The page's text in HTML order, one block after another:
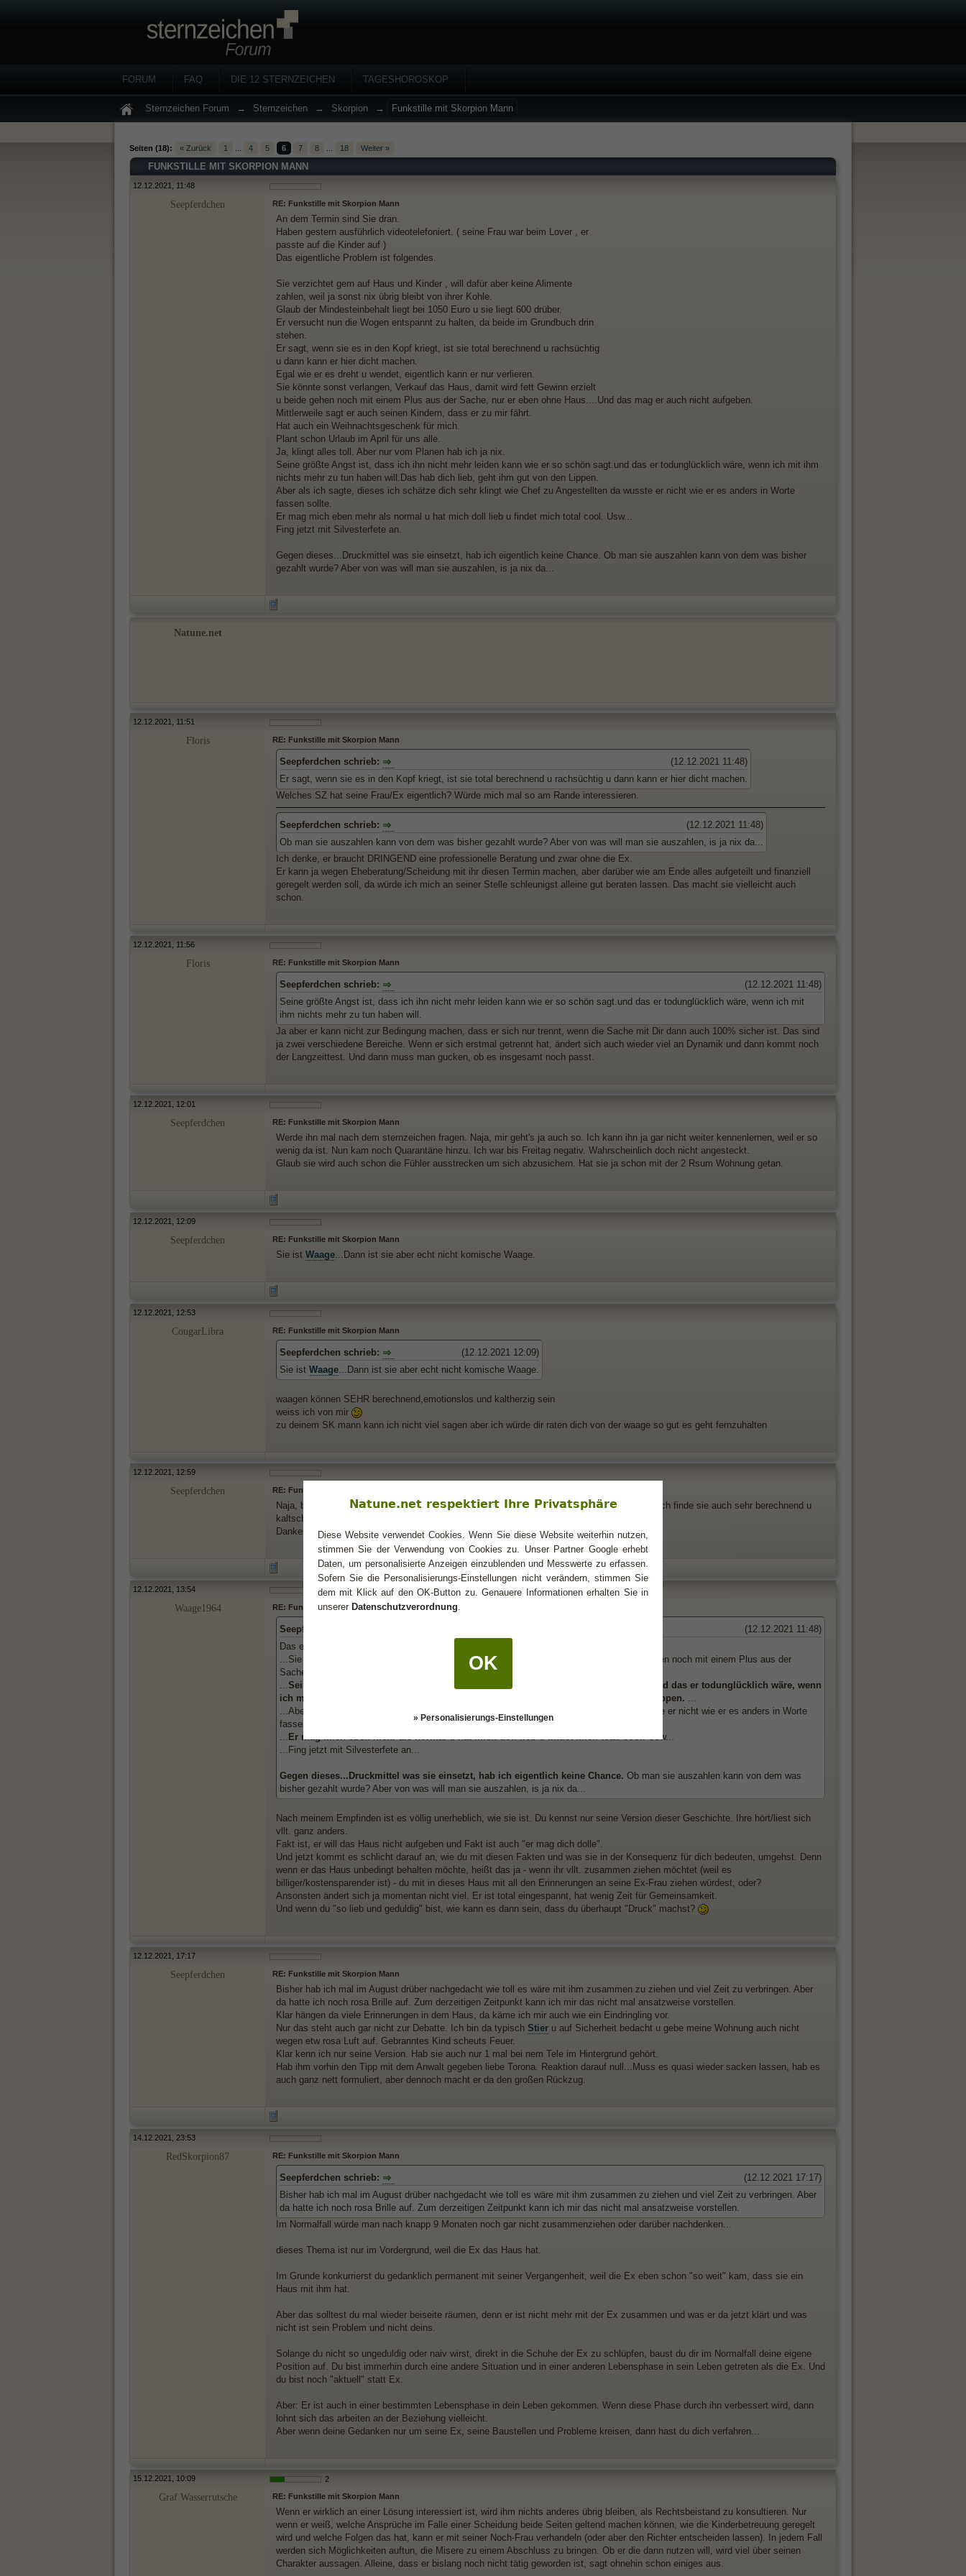
FORUM FAQ DIE 12 STERNZEICHEN TAGESHOROSKOP
Sternzeichen Forum → Sternzeichen → Skorpion → Funkstille mit Skorpion Mann
Seiten (18): « Zurück 1 4 5 6 7 8 18 Weiter »
FUNKSTILLE MIT SKORPION MANN
12.12.2021, 11:48
Seepferdchen RE: Funkstille mit Skorpion Mann
An dem Termin sind Sie dran.
Haben gestern ausführlich videotelefoniert. ( seine Frau war beim Lover , er
passte auf die Kinder auf )
Das eigentliche Problem ist folgendes.
Sie verzichtet gern auf Haus und Kinder , will dafür aber keine Alimente
zahlen, weil ja sonst nix übrig bleibt von ihrer Kohle.
Glaub der Mindesteinbehalt liegt bei 1050 Euro u sie liegt 600 drüber.
Er versucht nun die Wogen entspannt zu halten, da beide im Grundbuch drin
stehen.
Er sagt, wenn sie es in den Kopf kriegt, ist sie total berechnend u rachsüchtig
u dann kann er hier dicht machen.
Egal wie er es dreht u wendet, eigentlich kann er nur verlieren.
Sie könnte sonst verlangen, Verkauf das Haus, damit wird fett Gewinn erzielt
u beide gehen noch mit einem Plus aus der Sache, nur er eben ohne Haus....Und das mag er auch nicht aufgeben.
Mittlerweile sagt er auch seinen Kindern, dass er zu mir fährt.
Hat auch ein Weihnachtsgeschenk für mich.
Plant schon Urlaub im April für uns alle.
Ja, klingt alles toll. Aber nur vom Planen hab ich ja nix.
Seine größte Angst ist, dass ich ihn nicht mehr leiden kann wie er so schön sagt.und das er todunglücklich wäre, wenn ich mit ihm
nichts mehr zu tun haben will.Das hab dich lieb, geht ihm gut von den Lippen.
Aber als ich sagte, dieses ich schätze dich sehr klingt wie Chef zu Angestellten da wusste er nicht wie er es anders in Worte
fassen sollte.
Er mag mich eben mehr als normal u hat mich doll lieb u findet mich total cool. Usw...
Fing jetzt mit Silvesterfete an.
Gegen dieses...Druckmittel was sie einsetzt, hab ich eigentlich keine Chance. Ob man sie auszahlen kann von dem was bisher
gezahlt wurde? Aber von was will man sie auszahlen, is ja nix da...
Natune.net
12.12.2021, 11:51
Floris RE: Funkstille mit Skorpion Mann
(12.12.2021 11:48)
Seepferdchen schrieb:
Er sagt, wenn sie es in den Kopf kriegt, ist sie total berechnend u rachsüchtig u dann kann er hier dicht machen.
Welches SZ hat seine Frau/Ex eigentlich? Würde mich mal so am Rande interessieren.
(12.12.2021 11:48)
Seepferdchen schrieb:
Ob man sie auszahlen kann von dem was bisher gezahlt wurde? Aber von was will man sie auszahlen, is ja nix da...
Ich denke, er braucht DRINGEND eine professionelle Beratung und zwar ohne die Ex.
Er kann ja wegen Eheberatung/Scheidung mit ihr diesen Termin machen, aber darüber wie am Ende alles aufgeteilt und finanziell
geregelt werden soll, da würde ich mich an seiner Stelle schleunigst alleine gut beraten lassen. Das macht sie vielleicht auch
schon.
12.12.2021, 11:56
Floris RE: Funkstille mit Skorpion Mann
(12.12.2021 11:48)
Seepferdchen schrieb:
Seine größte Angst ist, dass ich ihn nicht mehr leiden kann wie er so schön sagt.und das er todunglücklich wäre, wenn ich mit
ihm nichts mehr zu tun haben will.
Ja aber er kann nicht zur Bedingung machen, dass er sich nur trennt, wenn die Sache mit Dir dann auch 100% sicher ist. Das sind
ja zwei verschiedene Bereiche. Wenn er sich erstmal getrennt hat, ändert sich auch wieder viel an Dynamik und dann kommt noch
der Langzeittest. Und dann muss man gucken, ob es insgesamt noch passt.
12.12.2021, 12:01
Seepferdchen RE: Funkstille mit Skorpion Mann
Werde ihn mal nach dem sternzeichen fragen. Naja, mir geht's ja auch so. Ich kann ihn ja gar nicht weiter kennenlernen, weil er so
wenig da ist. Nun kam noch Quarantäne hinzu. Ich war bis Freitag negativ. Wahrscheinlich doch nicht angesteckt.
Glaub sie wird auch schon die Fühler ausstrecken um sich abzusichern. Hat sie ja schon mit der 2 Rsum Wohnung getan.
12.12.2021, 12:09
Seepferdchen RE: Funkstille mit Skorpion Mann
Sie ist Waage...Dann ist sie aber echt nicht komische Waage.
12.12.2021, 12:53
CougarLibra RE: Funkstille mit Skorpion Mann
(12.12.2021 12:09)
Seepferdchen schrieb:
Sie ist Waage ...Dann ist sie aber echt nicht komische Waage.
waagen können SEHR berechnend,emotionslos und kaltherzig sein
weiss ich von mir
zu deinem SK mann kann ich nicht viel sagen aber ich würde dir raten dich von der waage so gut es geht fernzuhalten
12.12.2021, 12:59
Seepferdchen RE: Funkstille mit Skorpion Mann
Naja, bisher hab ich noch null mit ihr zu tun gehabt. Bin ich auch nicht scharf drauf. Und ja, ich finde sie auch sehr berechnend u
kaltschnäuzig. Wahrscheinlich bin ich dagegen zu lieb u zu geduldig.
Danke für den Tipp
12.12.2021, 13:54
Waage1964 RE: Funkstille mit Skorpion Mann
(12.12.2021 11:48)
Seepferdchen schrieb:
Das eigentliche Problem ist folgendes.
...Sie könnte sonst verlangen, Verkauf das Haus, damit wird fett Gewinn erzielt u beide gehen noch mit einem Plus aus der
Sache,
nur er eben ohne Haus....Und das mag er auch nicht aufgeben...
Seine größte Angst ist, dass ich ihn nicht mehr leiden kann wie er so schön sagt.und das er todunglücklich wäre, wenn
ich mit ihm nichts mehr zu tun haben will.Das hab dich lieb, geht ihm gut von den Lippen.
...Aber als ich sagte, dieses ich schätze dich sehr klingt wie Chef zu Angestellten da wusste er nicht wie er es anders in Worte
fassen sollte...
Er mag mich eben mehr als normal u hat mich doll lieb u findet mich total cool.
Usw...
...Fing jetzt mit Silvesterfete an...
Gegen dieses...Druckmittel was sie einsetzt, hab ich eigentlich keine Chance. Ob man sie auszahlen kann von dem was
bisher gezahlt wurde? Aber von was will man sie auszahlen, is ja nix da...
Nach meinem Empfinden ist es völlig unerheblich, wie sie ist. Du kennst nur seine Version dieser Geschichte. Ihre hört/liest sich
vllt. ganz anders.
Fakt ist, er will das Haus nicht aufgeben und Fakt ist auch "er mag dich dolle".
Und jetzt kommt es schlicht darauf an, wie du mit diesen Fakten und was sie in der Konsequenz für dich bedeuten, umgehst. Denn
wenn er das Haus unbedingt behalten möchte, heißt das ja - wenn ihr vllt. zusammen ziehen möchtet (weil es
billiger/kostensparender ist) - du mit in dieses Haus mit all den Erinnerungen an seine Ex-Frau ziehen würdest, oder?
Ansonsten ändert sich ja momentan nicht viel. Er ist total eingespannt, hat wenig Zeit für Gemeinsamkeit.
Und wenn du "so lieb und geduldig" bist, wie kann es dann sein, dass du überhaupt "Druck" machst?
12.12.2021, 17:17
Seepferdchen RE: Funkstille mit Skorpion Mann
Bisher hab ich mal im August drüber nachgedacht wie toll es wäre mit ihm zusammen zu ziehen und viel Zeit zu verbringen. Aber
da hatte ich noch rosa Brille auf. Zum derzeitigen Zeitpunkt kann ich mir das nicht mal ansatzweise vorstellen.
Klar hängen da viele Erinnerungen in dem Haus, da käme ich mir auch wie ein Eindringling vor.
Nur das steht auch gar nicht zur Debatte. Ich bin da typisch Stier u auf Sicherheit bedacht u gebe meine Wohnung auch nicht
wegen etw rosa Luft auf. Gebranntes Kind scheuts Feuer.
Klar kenn ich nur seine Version. Hab sie auch nur 1 mal bei nem Tele im Hintergrund gehört.
Hab ihm vorhin den Tipp mit dem Anwalt gegeben liebe Torona. Reaktion darauf null...Muss es quasi wieder sacken lassen, hab es
auch ganz nett formuliert, aber dennoch macht er da den großen Rückzug.
14.12.2021, 23:53
RedSkorpion87 RE: Funkstille mit Skorpion Mann
(12.12.2021 17:17)
Seepferdchen schrieb:
Bisher hab ich mal im August drüber nachgedacht wie toll es wäre mit ihm zusammen zu ziehen und viel Zeit zu verbringen. Aber
da hatte ich noch rosa Brille auf. Zum derzeitigen Zeitpunkt kann ich mir das nicht mal ansatzweise vorstellen.
Im Normalfall würde man nach knapp 9 Monaten noch gar nicht zusammenziehen oder darüber nachdenken...
dieses Thema ist nur im Vordergrund, weil die Ex das Haus hat.
Im Grunde konkurrierst du gedanklich permanent mit seiner Vergangenheit, weil die Ex eben schon "so weit" kam, dass sie ein
Haus mit ihm hat.
Aber das solltest du mal wieder beiseite räumen, denn er ist nicht mehr mit der Ex zusammen und was er da jetzt klärt und was
nicht ist sein Problem und nicht deins.
Solange du nicht so ungeduldig oder naiv wirst, direkt in die Schuhe der Ex zu schlüpfen, baust du dir im Normalfall deine eigene
Position auf. Du bist immerhin durch eine andere Situation und in einer anderen Lebensphase in sein Leben getreten als die Ex. Und
du bist noch "aktuell" statt Ex.
Aber: Er ist auch in einer bestimmten Lebensphase in dein Leben gekommen. Wenn diese Phase durch ihn verbessert wird, dann
lohnt sich das arbeiten an der Beziehung vielleicht.
Aber wenn deine Gedanken nur um seine Ex, seine Baustellen und Probleme kreisen, dann hast du dich verfahren...
15.12.2021, 10:09 2
Graf Wasserrutsche RE: Funkstille mit Skorpion Mann
Wenn er wirklich an einer Lösung interessiert ist, wird ihm nichts anderes übrig bleiben, als Rechtsbeistand zu konsultieren. Nur
wenn er weiß, welche Ansprüche im Falle einer Scheidung beide Seiten geltend machen können, wie die Kinderbetreuung geregelt
wird und welche Folgen das hat, kann er mit seiner Noch-Frau verhandeln (oder aber den Richter entscheiden lassen). In jedem Fall
werden sich Möglichkeiten auftun, die Misere zu einem Abschluss zu bringen. Ob er die dann nutzen will, wird viel über seinen
Charakter aussagen. Alleine, dass er bislang noch nicht tätig geworden ist, sagt ohnehin schon einiges aus.
Natune.net respektiert Ihre Privatsphäre
Diese Website verwendet Cookies. Wenn Sie diese Website weiterhin nutzen,
stimmen Sie der Verwendung von Cookies zu. Unser Partner Google erhebt
Daten, um personalisierte Anzeigen einzublenden und Messwerte zu erfassen.
Sofern Sie die Personalisierungs-Einstellungen nicht verändern, stimmen Sie
dem mit Klick auf den OK-Button zu. Genauere Informationen erhalten Sie in
unserer Datenschutzverordnung
OK
» Personalisierungs-Einstellungen